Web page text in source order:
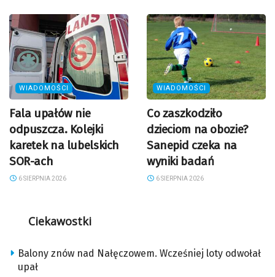
WIADOMOŚCI
Fala upałów nie
odpuszcza. Kolejki
karetek na lubelskich
SOR-ach
6 SIERPNIA 2026
WIADOMOŚCI
Co zaszkodziło
dzieciom na obozie?
Sanepid czeka na
wyniki badań
6 SIERPNIA 2026
Ciekawostki
Balony znów nad Nałęczowem. Wcześniej loty odwołał
upał